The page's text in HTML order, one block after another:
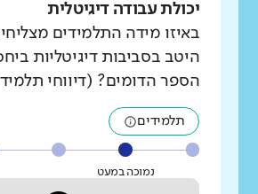
יכולת עבודה דיגיטלית
באיזו מידה התלמידים
היטב בסביבות דיגיטליות
הספר הדומים? (דיווחי
תלמידים
נמוכה במעט